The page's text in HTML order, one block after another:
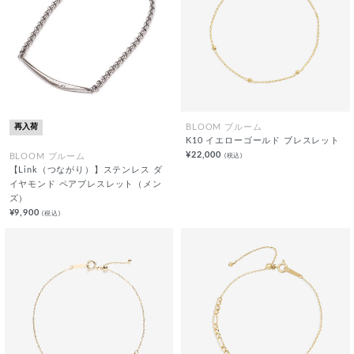
再入荷
BLOOM ブルーム
【Link（つながり）】ステンレス ダ
イヤモンド ペアブレスレット（メン
ズ）
¥9,900(税込)
BLOOM ブルーム
K10 イエローゴールド ブレスレット
¥22,000 (税込)